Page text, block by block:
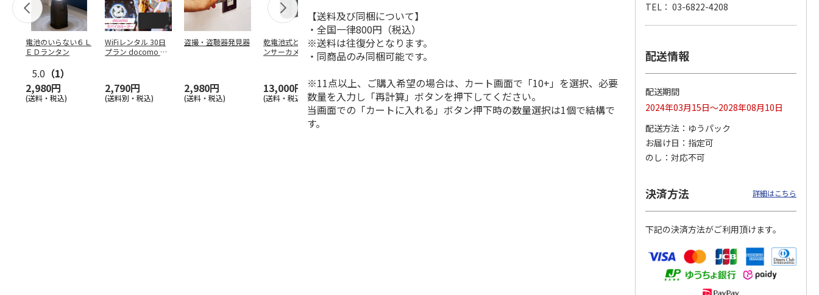
電池のいらない６Ｌ
ＥＤランタン
5.0 （1）
2,980円
(送料・税込)
WiFiレンタル 30日
プラン docomo 月
2,790円
(送料別・税込)
盗撮・盗聴器発見器
2,980円
(送料・税込)
乾電池式どこでもセ
ンサーカメラ
13,000円
(送料・税込)
WiFiレンタル 3日プ
ラン 4キャリア 完全
無制限 So…
2,100円
(送料別・税込)
WiFiレンタル 30日
プラン docomo 月
間30GB
3,990円
(送料別・税込)
2,070円
(送料別・税込)
6,180円
充電器 ７Ｗ
7,500円
(送料・税込)
【送料及び同梱について】
・全国一律800円（税込）
※送料は往復分となります。
・同商品のみ同梱可能です。
※11点以上、ご購入希望の場合は、カート画面で「10+」を選択、必要
数量を入力し「再計算」ボタンを押下してください。
当画面での「カートに入れる」ボタン押下時の数量選択は1個で結構で
す。
TEL： 03-6822-4208
配送情報
配送期間
2024年03月15日～2028年08月10日
配送方法
ゆうパック
お届け日
指定可
のし
対応不可
決済方法 詳細はこちら
下記の決済方法がご利用頂けます。